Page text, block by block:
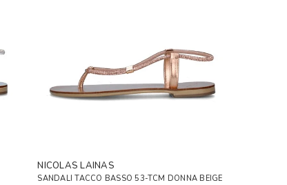
NICOLAS LAINAS
SANDALI TACCO BASSO 53-TCM DONNA BEIGE